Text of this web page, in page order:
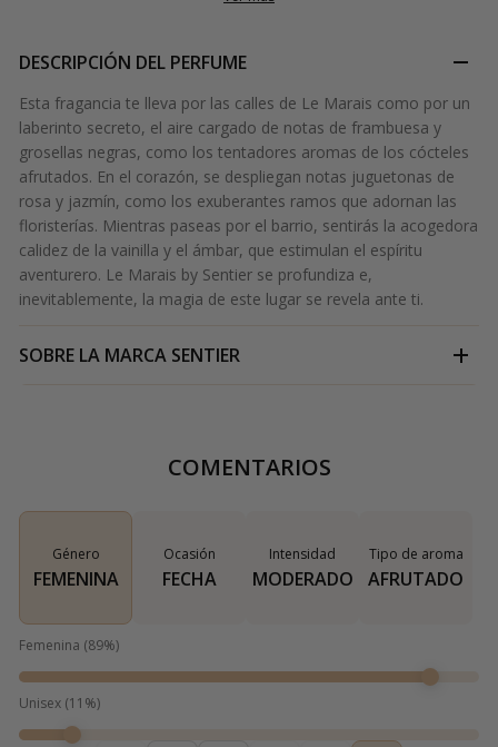
DESCRIPCIÓN DEL PERFUME
Esta fragancia te lleva por las calles de Le Marais como por un
laberinto secreto, el aire cargado de notas de frambuesa y
grosellas negras, como los tentadores aromas de los cócteles
afrutados. En el corazón, se despliegan notas juguetonas de
rosa y jazmín, como los exuberantes ramos que adornan las
floristerías. Mientras paseas por el barrio, sentirás la acogedora
calidez de la vainilla y el ámbar, que estimulan el espíritu
aventurero. Le Marais by Sentier se profundiza e,
inevitablemente, la magia de este lugar se revela ante ti.
SOBRE LA MARCA SENTIER
COMENTARIOS
Género
FEMENINA
Ocasión
FECHA
Intensidad
MODERADO
Tipo de aroma
AFRUTADO
Femenina (89%)
Unisex (11 %)